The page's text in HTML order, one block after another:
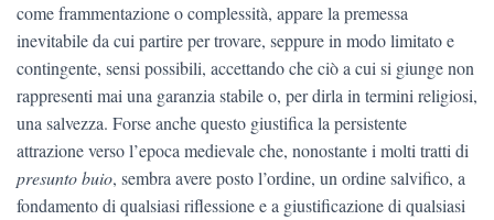
come frammentazione o complessità, appare la premessa
inevitabile da cui partire per trovare, seppure in modo limitato e
contingente, sensi possibili, accettando che ciò a cui si giunge non
rappresenti mai una garanzia stabile o, per dirla in termini religiosi,
una salvezza. Forse anche questo giustifica la persistente
attrazione verso l’epoca medievale che, nonostante i molti tratti di
presunto buio, sembra avere posto l’ordine, un ordine salvifico, a
fondamento di qualsiasi riflessione e a giustificazione di qualsiasi